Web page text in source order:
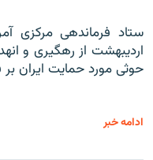
اردیبهشت از رهگیری و
حوثی‌ مورد حمایت ایران
ادامه خبر